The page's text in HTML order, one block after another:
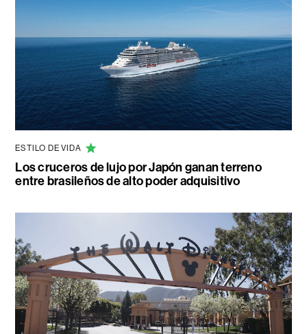
ESTILO DE VIDA
Los cruceros de lujo por Japón ganan terreno
entre brasileños de alto poder adquisitivo